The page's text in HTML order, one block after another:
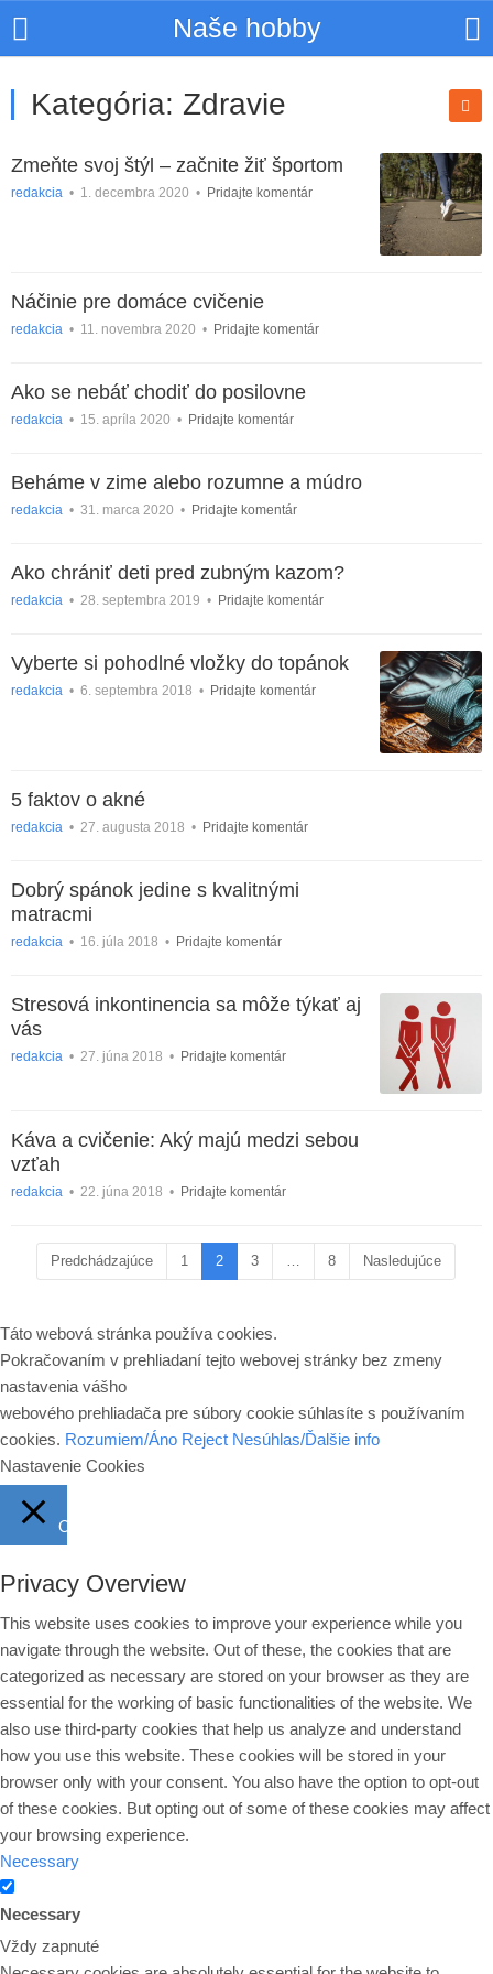
Naše hobby
Kategória: Zdravie
Zmeňte svoj štýl – začnite žiť športom
redakcia • 1. decembra 2020 • Pridajte komentár
Náčinie pre domáce cvičenie
redakcia • 11. novembra 2020 • Pridajte komentár
Ako se nebáť chodiť do posilovne
redakcia • 15. apríla 2020 • Pridajte komentár
Beháme v zime alebo rozumne a múdro
redakcia • 31. marca 2020 • Pridajte komentár
Ako chrániť deti pred zubným kazom?
redakcia • 28. septembra 2019 • Pridajte komentár
Vyberte si pohodlné vložky do topánok
redakcia • 6. septembra 2018 • Pridajte komentár
5 faktov o akné
redakcia • 27. augusta 2018 • Pridajte komentár
Dobrý spánok jedine s kvalitnými
matracmi
redakcia • 16. júla 2018 • Pridajte komentár
Stresová inkontinencia sa môže týkať aj
vás
redakcia • 27. júna 2018 • Pridajte komentár
Káva a cvičenie: Aký majú medzi sebou
vzťah
redakcia • 22. júna 2018 • Pridajte komentár
Predchádzajúce 1 2 3 … 8 Nasledujúce
Táto webová stránka používa cookies.
Pokračovaním v prehliadaní tejto webovej stránky bez zmeny
nastavenia vášho
webového prehliadača pre súbory cookie súhlasíte s používaním
cookies. Rozumiem/Áno Reject Nesúhlas/Ďalšie info
Nastavenie Cookies
Close
Privacy Overview
This website uses cookies to improve your experience while you
navigate through the website. Out of these, the cookies that are
categorized as necessary are stored on your browser as they are
essential for the working of basic functionalities of the website. We
also use third-party cookies that help us analyze and understand
how you use this website. These cookies will be stored in your
browser only with your consent. You also have the option to opt-out
of these cookies. But opting out of some of these cookies may affect
your browsing experience.
Necessary
Necessary
Vždy zapnuté